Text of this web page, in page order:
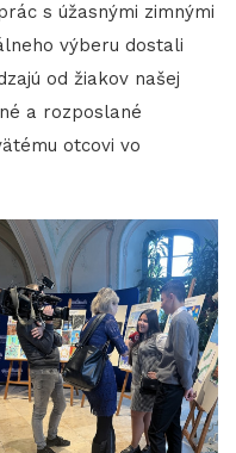
s úžasnými zimnými
výberu dostali
od žiakov našej
a rozposlané
otcovi vo